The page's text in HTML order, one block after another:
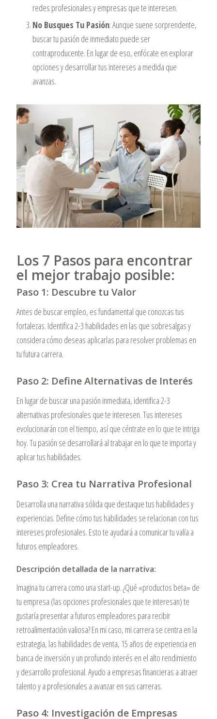
redes profesionales y empresas que te interesen.
No Busques Tu Pasión: Aunque suene sorprendente,
buscar tu pasión de inmediato puede ser
contraproducente. En lugar de eso, enfócate en explorar
opciones y desarrollar tus intereses a medida que
avanzas.
Los 7 Pasos para encontrar
el mejor trabajo posible:
Paso 1: Descubre tu Valor
Antes de buscar empleo, es fundamental que conozcas tus
fortalezas. Identifica 2-3 habilidades en las que sobresalgas y
considera cómo deseas aplicarlas para resolver problemas en
tu futura carrera.
Paso 2: Define Alternativas de Interés
En lugar de buscar una pasión inmediata, identifica 2-3
alternativas profesionales que te interesen. Tus intereses
evolucionarán con el tiempo, así que céntrate en lo que te intriga
hoy. Tu pasión se desarrollará al trabajar en lo que te importa y
aplicar tus habilidades.
Paso 3: Crea tu Narrativa Profesional
Desarrolla una narrativa sólida que destaque tus habilidades y
experiencias. Define cómo tus habilidades se relacionan con tus
intereses profesionales. Esto te ayudará a comunicar tu valía a
futuros empleadores.
Descripción detallada de la narrativa:
Imagina tu carrera como una start-up. ¿Qué «productos beta» de
tu empresa (las opciones profesionales que te interesan) te
gustaría presentar a futuros empleadores para recibir
retroalimentación valiosa? En mi caso, mi carrera se centra en la
estrategia, las habilidades de venta, 15 años de experiencia en
banca de inversión y un profundo interés en el alto rendimiento
y desarrollo profesional. Ayudo a empresas financieras a atraer
talento y a profesionales a avanzar en sus carreras.
Paso 4: Investigación de Empresas